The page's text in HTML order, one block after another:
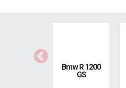
Bmw R 1200
GS